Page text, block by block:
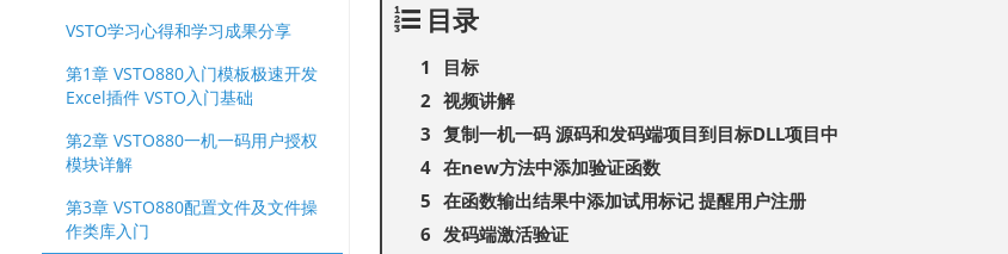
VSTO学习心得和学习成果分享
第1章 VSTO880入门模板极速开发
Excel插件 VSTO入门基础
第2章 VSTO880一机一码用户授权
模块详解
第3章 VSTO880配置文件及文件操
作类库入门
目录
目标
视频讲解
复制一机一码 源码和发码端项目到目标DLL项目中
在new方法中添加验证函数
在函数输出结果中添加试用标记 提醒用户注册
发码端激活验证